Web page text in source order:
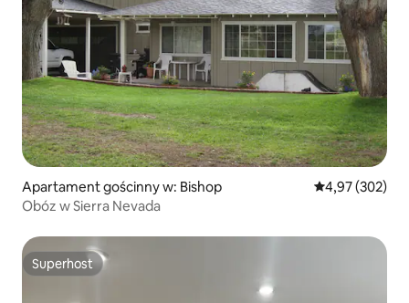
Apartament gościnny w: Bishop Średnia
4,97 (302)
Obóz w Sierra Nevada
Superhost
Superhost